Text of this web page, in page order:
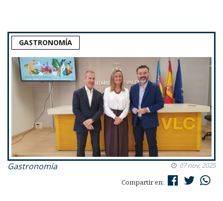
GASTRONOMÍA
Gastronomía
07 nov, 2025
Compartir en: